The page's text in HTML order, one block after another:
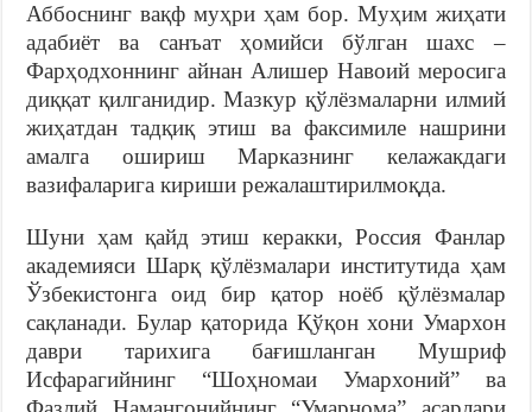
Аббоснинг вақф муҳри ҳам бор. Муҳим жиҳати
адабиёт ва санъат ҳомийси бўлган шахс –
Фарҳодхоннинг айнан Алишер Навоий меросига
диққат қилганидир. Мазкур қўлёзмаларни илмий
жиҳатдан тадқиқ этиш ва факсимиле нашрини
амалга ошириш Марказнинг келажакдаги
вазифаларига кириши режалаштирилмоқда.
Шуни ҳам қайд этиш керакки, Россия Фанлар
академияси Шарқ қўлёзмалари институтида ҳам
Ўзбекистонга оид бир қатор ноёб қўлёзмалар
сақланади. Булар қаторида Қўқон хони Умархон
даври тарихига бағишланган Мушриф
Исфарагийнинг “Шоҳномаи Умархоний” ва